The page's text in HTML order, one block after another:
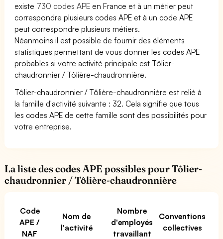
existe 730 codes APE en France et à un métier peut
correspondre plusieurs codes APE et à un code APE
peut correspondre plusieurs métiers.
Néanmoins il est possible de fournir des éléments
statistiques permettant de vous donner les codes APE
probables si votre activité principale est Tôlier-
chaudronnier / Tôlière-chaudronnière.
Tôlier-chaudronnier / Tôlière-chaudronnière est relié à
la famille d'activité suivante : 32. Cela signifie que tous
les codes APE de cette famille sont des possibilités pour
votre entreprise.
La liste des codes APE possibles pour Tôlier-
chaudronnier / Tôlière-chaudronnière
Code
APE /
NAF
Nom de
l'activité
Nombre
d'employés
travaillant
Conventions
collectives